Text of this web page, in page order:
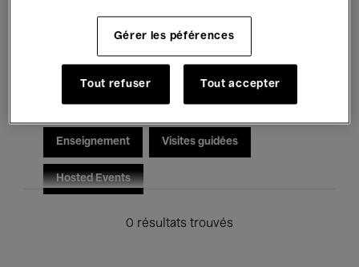
Musique électronique
Pour tous Kids’ Palace
Enseignement Visites guidées
Hosted Events
0 résultats trouvés
Gérer les péférences
Tout refuser Tout accepter